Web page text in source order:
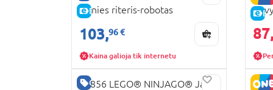
E-KAINA
Ugnies riteris-robotas
103,96 €
Kaina galioja tik internetu
87,
GERA KAINA
71856 LEGO® NINJAGO® Jay